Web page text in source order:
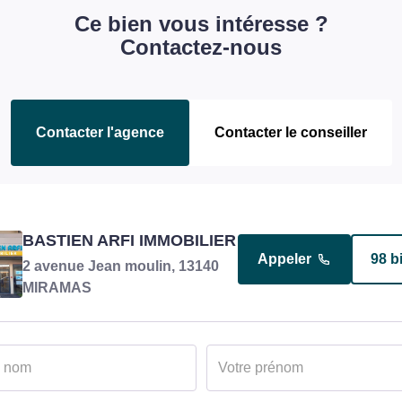
Ce bien vous intéresse ?
Contactez-nous
Contacter l'agence Contacter le conseiller
ARFI VICTORIN
Responsable transaction en
charge du bien
Appeler 15
BASTIEN ARFI IMMOBILIER
2 avenue Jean moulin, 13140
MIRAMAS
Appeler 98